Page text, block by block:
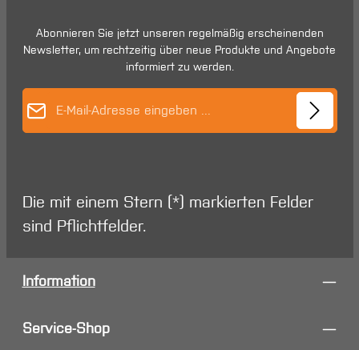
Abonnieren Sie jetzt unseren regelmäßig erscheinenden
Newsletter, um rechtzeitig über neue Produkte und Angebote
informiert zu werden.
Die mit einem Stern (*) markierten Felder
sind Pflichtfelder.
Information
Service-Shop